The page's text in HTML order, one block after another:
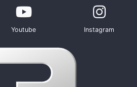
Youtube Instagram